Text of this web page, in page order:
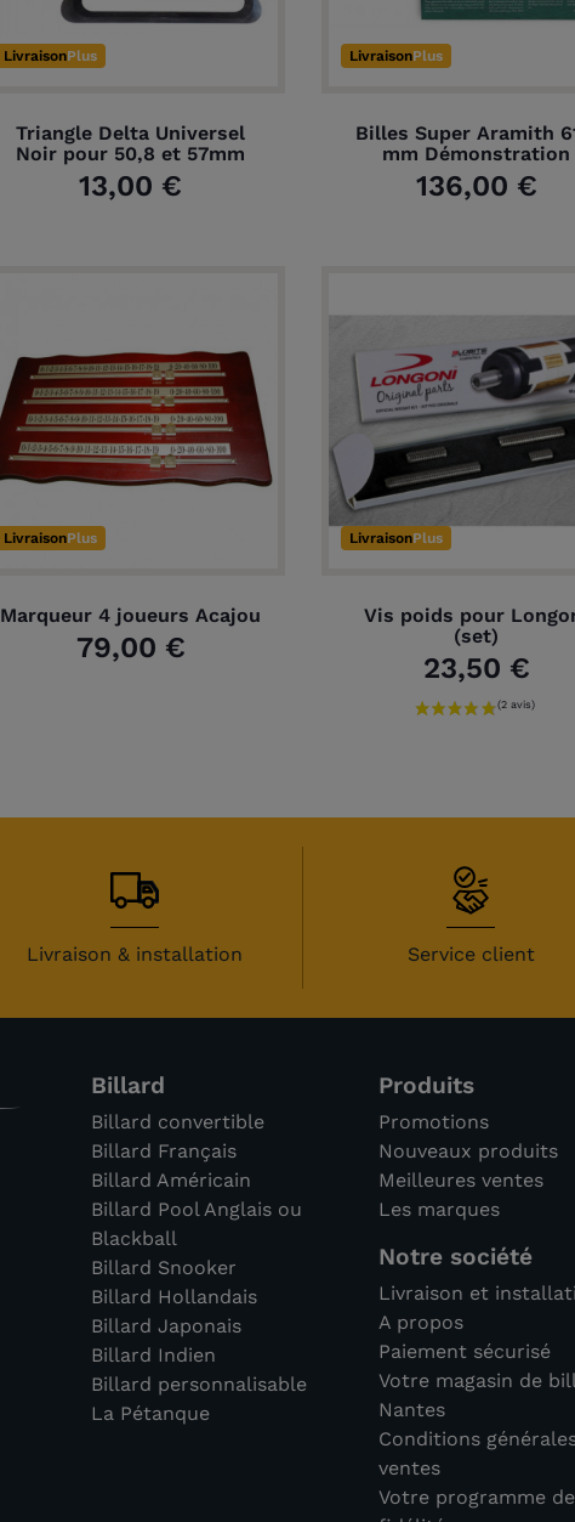
LivraisonPlus
Triangle Delta Universel
Noir pour 50,8 et 57mm
13,00 €
LivraisonPlus
Billes Super Aramith
mm Démonstration
136,00 €
LivraisonPlus
Marqueur 4 joueurs Acajou
79,00 €
LivraisonPlus
Vis poids pour
(set)
23,50 €
Livraison & installation Service client
Billard
Billard convertible
Billard Français
Billard Américain
Billard Pool Anglais ou
Blackball
Billard Snooker
Billard Hollandais
Billard Japonais
Billard Indien
Billard personnalisable
La Pétanque
Produits
Promotions
Nouveaux produits
Meilleures ventes
Les marques
Notre société
Livraison et
A propos
Paiement sécurisé
Votre magasin de
Nantes
Conditions
ventes
Votre programme de